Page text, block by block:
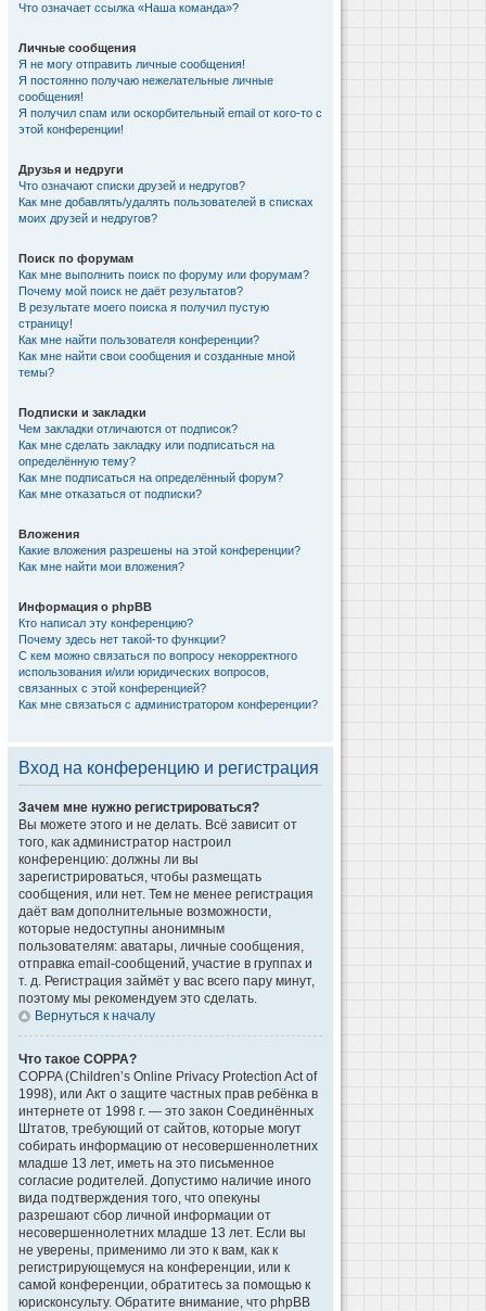
Что означает ссылка «Наша команда»?
Личные сообщения
Я не могу отправить личные сообщения!
Я постоянно получаю нежелательные личные
сообщения!
Я получил спам или оскорбительный email от кого-то с
этой конференции!
Друзья и недруги
Что означают списки друзей и недругов?
Как мне добавлять/удалять пользователей в списках
моих друзей и недругов?
Поиск по форумам
Как мне выполнить поиск по форуму или форумам?
Почему мой поиск не даёт результатов?
В результате моего поиска я получил пустую
страницу!
Как мне найти пользователя конференции?
Как мне найти свои сообщения и созданные мной
темы?
Подписки и закладки
Чем закладки отличаются от подписок?
Как мне сделать закладку или подписаться на
определённую тему?
Как мне подписаться на определённый форум?
Как мне отказаться от подписки?
Вложения
Какие вложения разрешены на этой конференции?
Как мне найти мои вложения?
Информация о phpBB
Кто написал эту конференцию?
Почему здесь нет такой-то функции?
С кем можно связаться по вопросу некорректного
использования и/или юридических вопросов,
связанных с этой конференцией?
Как мне связаться с администратором конференции?
Вход на конференцию и регистрация
Зачем мне нужно регистрироваться?
Вы можете этого и не делать. Всё зависит от
того, как администратор настроил
конференцию: должны ли вы
зарегистрироваться, чтобы размещать
сообщения, или нет. Тем не менее регистрация
даёт вам дополнительные возможности,
которые недоступны анонимным
пользователям: аватары, личные сообщения,
отправка email-сообщений, участие в группах и
т. д. Регистрация займёт у вас всего пару минут,
поэтому мы рекомендуем это сделать.
Вернуться к началу
Что такое COPPA?
COPPA (Children’s Online Privacy Protection Act of
1998), или Акт о защите частных прав ребёнка в
интернете от 1998 г. — это закон Соединённых
Штатов, требующий от сайтов, которые могут
собирать информацию от несовершеннолетних
младше 13 лет, иметь на это письменное
согласие родителей. Допустимо наличие иного
вида подтверждения того, что опекуны
разрешают сбор личной информации от
несовершеннолетних младше 13 лет. Если вы
не уверены, применимо ли это к вам, как к
регистрирующемуся на конференции, или к
самой конференции, обратитесь за помощью к
юрисконсульту. Обратите внимание, что phpBB